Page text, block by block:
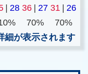
| 28 36 | 27 31 | 26
70%
70%
細が表示されます